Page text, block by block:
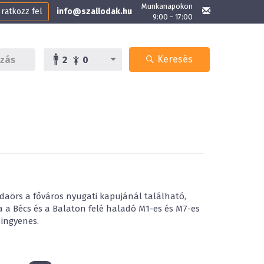
fel info@szallodak.hu
Munkanapokon
9:00 - 17:00
2 0 Keresés
a főváros nyugati kapujánál található,
Bécs és a Balaton felé haladó M1-es és M7-es